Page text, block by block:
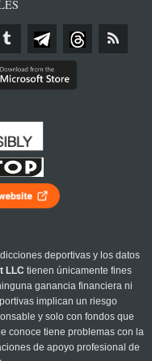
deportivas y los datos
LLC tienen únicamente fines
ganancia financiera ni
implican un riesgo
y solo con fondos que
conoce tiene problemas con la
de apoyo profesional de